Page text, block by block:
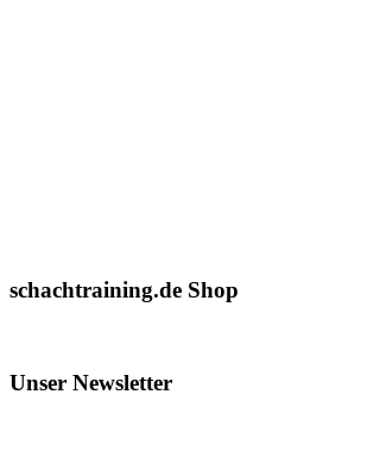
schachtraining.de Shop
Unser Newsletter